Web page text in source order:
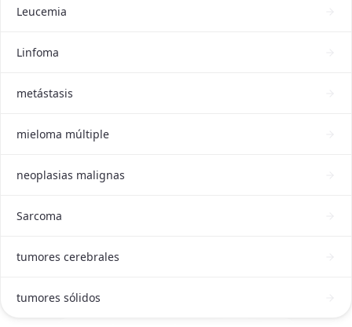
Leucemia
Linfoma
metástasis
mieloma múltiple
neoplasias malignas
Sarcoma
tumores cerebrales
tumores sólidos